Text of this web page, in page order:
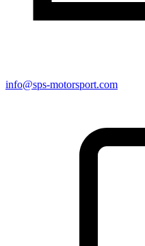
info@sps-motorsport.com